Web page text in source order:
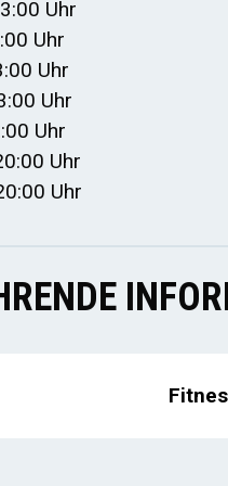
Uhr
Uhr
Uhr
Uhr
Uhr
Uhr
Uhr